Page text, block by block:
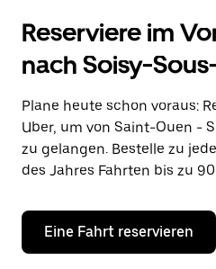
Kalender
interagieren
ein
Datum
auszuwählen.
Drücke
die
Escape-
um
den
Kalender
Reserviere im
nach Soisy-
Plane heute schon voraus:
Uber, um von Saint-Ouen -
zu gelangen. Bestelle zu
des Jahres Fahrten bis zu
Eine Fahrt reservieren